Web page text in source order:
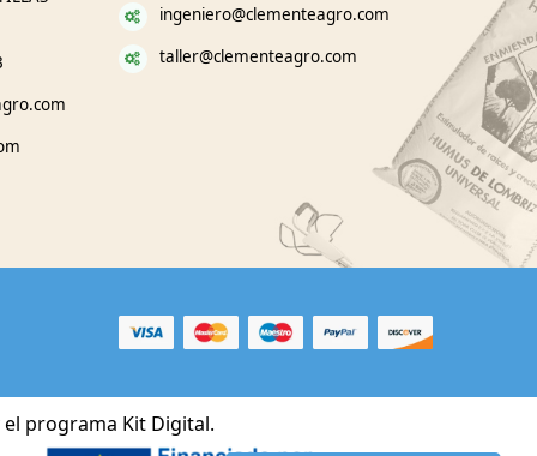
ingeniero@clementeagro.com
taller@clementeagro.com
programa Kit Digital.